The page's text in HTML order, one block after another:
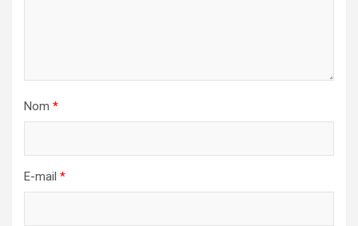
Nom *
E-mail *